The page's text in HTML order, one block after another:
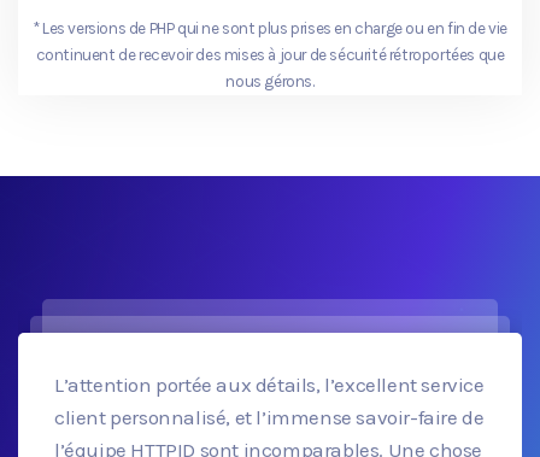
* Les versions de PHP qui ne sont plus prises en charge ou en fin de vie
continuent de recevoir des mises à jour de sécurité rétroportées que
nous gérons.
L’attention portée aux détails, l’excellent service
client personnalisé, et l’immense savoir-faire de
l’équipe HTTPID sont incomparables. Une chose